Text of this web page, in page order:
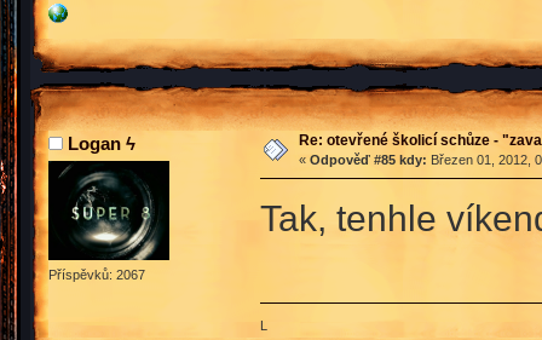
Logan ϟ
Příspěvků: 2067
Re: otevřené školicí schůze -
« Odpověď #85 kdy: Březen 01, 2012,
Tak, tenhle
L